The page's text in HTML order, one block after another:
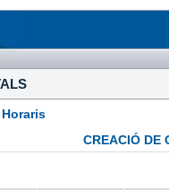
CREACIÓ DE